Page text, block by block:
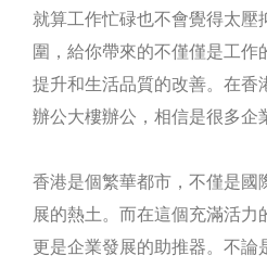
就算工作忙碌也不會覺得太壓
圍，給你帶來的不僅僅是工作
提升和生活品質的改善。在香
辦公大樓辦公，相信是很多企
香港是個繁華都市，不僅是國
展的熱土。而在這個充滿活力
更是企業發展的助推器。不論